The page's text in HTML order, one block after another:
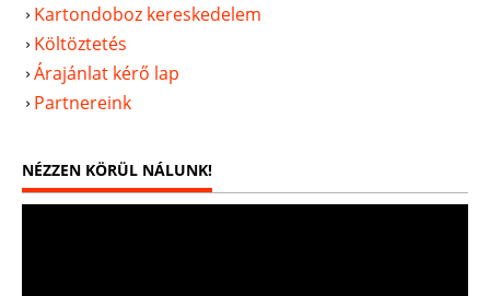
Kartondoboz kereskedelem
Költöztetés
Árajánlat kérő lap
Partnereink
NÉZZEN KÖRÜL NÁLUNK!